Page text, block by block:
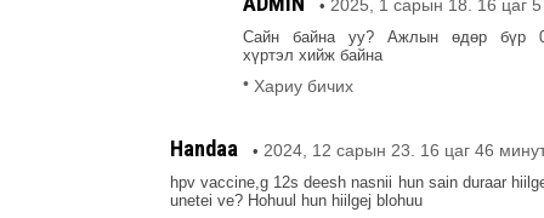
• 2025, 1 сарын 18. 16 цаг
Сайн байна уу? Ажлын өдөр бүр
хүртэл хийж байна
• Хариу бичих
Handaa • 2024, 12 сарын 23. 16 цаг 46
hpv vaccine,g 12s deesh nasnii hun sain duraar
unetei ve? Hohuul hun hiilgej blohuu